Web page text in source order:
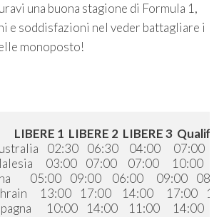
una buona stagione di Formula 1,
e soddisfazioni nel veder battagliare i
monoposto!
LIBERE 1  LIBERE 2  LIBERE 3
02:30    06:30     04:00      07:00
03:00    07:00     07:00      10:00
05:00    09:00     06:00      09:00
13:00    17:00     14:00      17:00
10:00    14:00     11:00      14:00